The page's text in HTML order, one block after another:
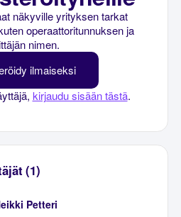
näkyville yrityksen tarkat
operaattoritunnuksen ja
nimen.
ilmaiseksi
kirjaudu sisään tästä.
(1)
Petteri